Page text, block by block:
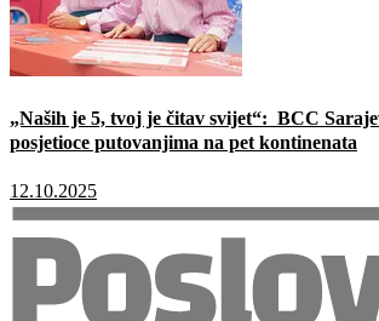
„Naših je 5, tvoj je čitav svijet“: BCC
posjetioce putovanjima na pet kontinenata
12.10.2025